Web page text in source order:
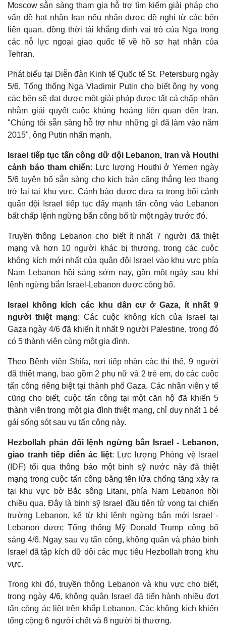
Thế giới
Quan sát
Cuộc sống đó đây
Hồ sơ
Multimedia
Video
Ảnh
Moscow sẵn sàng tham gia hỗ trợ tìm kiếm giải pháp cho
vấn đề hạt nhân Iran nếu nhận được đề nghị từ các bên
liên quan, đồng thời tái khẳng định vai trò của Nga trong
các nỗ lực ngoại giao quốc tế về hồ sơ hạt nhân của
Tehran.
Phát biểu tại Diễn đàn Kinh tế Quốc tế St. Petersburg ngày
5/6, Tổng thống Nga Vladimir Putin cho biết ông hy vọng
các bên sẽ đạt được một giải pháp được tất cả chấp nhận
nhằm giải quyết cuộc khủng hoảng liên quan đến Iran.
"Chúng tôi sẵn sàng hỗ trợ như những gì đã làm vào năm
2015", ông Putin nhấn mạnh.
Israel tiếp tục tấn công dữ dội Lebanon, Iran và Houthi
cảnh báo tham chiến: Lực lượng Houthi ở Yemen ngày
5/6 tuyên bố sẵn sàng cho kịch bản căng thẳng leo thang
trở lại tại khu vực. Cảnh báo được đưa ra trong bối cảnh
quân đội Israel tiếp tục đẩy mạnh tấn công vào Lebanon
bất chấp lệnh ngừng bắn công bố từ một ngày trước đó.
Truyền thông Lebanon cho biết ít nhất 7 người đã thiệt
mạng và hơn 10 người khác bị thương, trong các cuộc
không kích mới nhất của quân đội Israel vào khu vực phía
Nam Lebanon hồi sáng sớm nay, gần một ngày sau khi
lệnh ngừng bắn Israel-Lebanon được công bố.
Israel không kích các khu dân cư ở Gaza, ít nhất 9
người thiệt mạng: Các cuộc không kích của Israel tại
Gaza ngày 4/6 đã khiến ít nhất 9 người Palestine, trong đó
có 5 thành viên cùng một gia đình.
Theo Bệnh viện Shifa, nơi tiếp nhận các thi thể, 9 người
đã thiệt mạng, bao gồm 2 phụ nữ và 2 trẻ em, do các cuộc
tấn công riêng biệt tại thành phố Gaza. Các nhân viên y tế
cũng cho biết, cuộc tấn công tại một căn hộ đã khiến 5
thành viên trong một gia đình thiệt mạng, chỉ duy nhất 1 bé
gái sống sót sau vụ tấn công này.
Hezbollah phản đối lệnh ngừng bắn Israel - Lebanon,
giao tranh tiếp diễn ác liệt: Lực lượng Phòng vệ Israel
(IDF) tối qua thông báo một binh sỹ nước này đã thiệt
mạng trong cuộc tấn công bằng tên lửa chống tăng xảy ra
tại khu vực bờ Bắc sông Litani, phía Nam Lebanon hồi
chiều qua. Đây là binh sỹ Israel đầu tiên tử vong tại chiến
trường Lebanon, kể từ khi lệnh ngừng bắn mới Israel -
Lebanon được Tổng thống Mỹ Donald Trump công bố
sáng 4/6. Ngay sau vụ tấn công, không quân và pháo binh
Israel đã tập kích dữ dội các mục tiêu Hezbollah trong khu
vực.
Trong khi đó, truyền thông Lebanon và khu vực cho biết,
trong ngày 4/6, không quân Israel đã tiến hành nhiều đợt
tấn công ác liệt trên khắp Lebanon. Các không kích khiến
tổng cộng 6 người chết và 8 người bị thương.